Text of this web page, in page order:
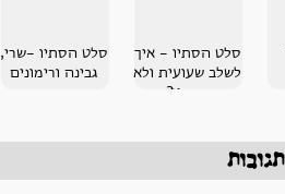
סלט הסתיו - איך
לשלב שעועית ולא
בחמין?
סלט הסתיו -שרי,
גבינה ורימונים
תגובות